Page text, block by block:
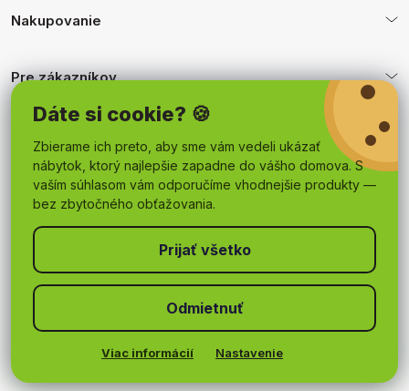
Dáte si cookie? 🍪
Zbierame ich preto, aby sme vám vedeli ukázať
nábytok, ktorý najlepšie zapadne do vášho domova. S
vaším súhlasom vám odporučíme vhodnejšie produkty —
bez zbytočného obťažovania.
Viac informácií Nastavenie
Odmietnuť
Nakupovanie
Pre zákazníkov
Vytvoril Shoptet
mojnabytok.sk. Všetky práva vyhradené.
Upraviť nastavenie cookies